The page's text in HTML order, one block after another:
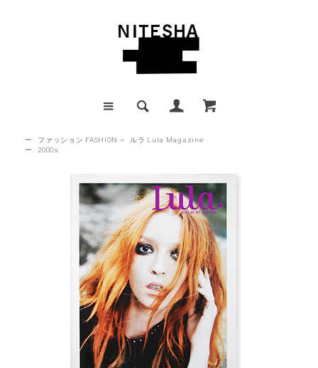
ー ファッション FASHION >
ルラ Lula Magazine
ー
2000s